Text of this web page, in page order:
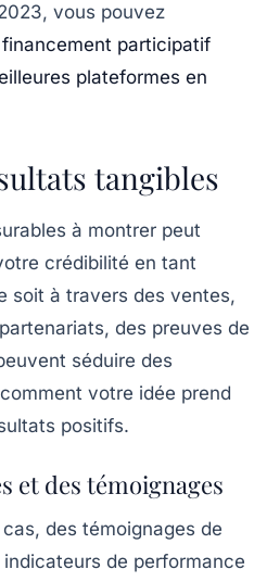
vous pouvez
financement participatif
plateformes en
tangibles
à montrer peut
crédibilité en tant
soit à travers des ventes,
des preuves de
séduire des
votre idée prend
positifs.
et des témoignages
des témoignages de
de performance